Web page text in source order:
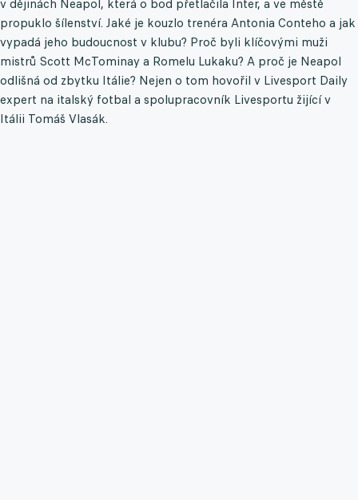
v dějinách Neapol, která o bod přetlačila Inter, a ve městě
propuklo šílenství. Jaké je kouzlo trenéra Antonia Conteho a jak
vypadá jeho budoucnost v klubu? Proč byli klíčovými muži
mistrů Scott McTominay a Romelu Lukaku? A proč je Neapol
odlišná od zbytku Itálie? Nejen o tom hovořil v Livesport Daily
expert na italský fotbal a spolupracovník Livesportu žijící v
Itálii Tomáš Vlasák.